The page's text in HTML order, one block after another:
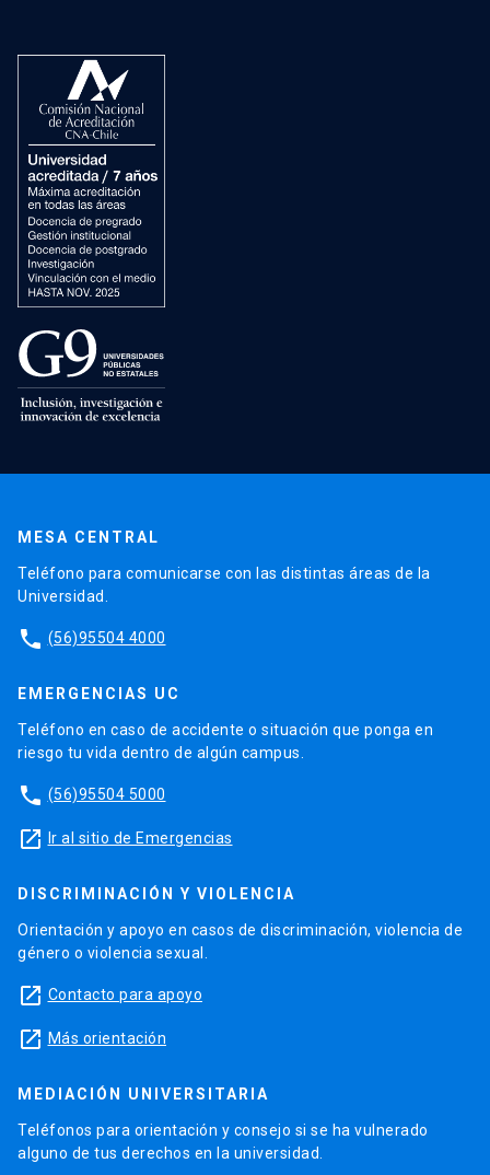
MESA CENTRAL
Teléfono para comunicarse con las distintas áreas de la
Universidad.
phone (56)95504 4000
EMERGENCIAS UC
Teléfono en caso de accidente o situación que ponga en
riesgo tu vida dentro de algún campus.
phone (56)95504 5000
launch Ir al sitio de Emergencias
DISCRIMINACIÓN Y VIOLENCIA
Orientación y apoyo en casos de discriminación, violencia de
género o violencia sexual.
launch Contacto para apoyo
launch Más orientación
MEDIACIÓN UNIVERSITARIA
Teléfonos para orientación y consejo si se ha vulnerado
alguno de tus derechos en la universidad.